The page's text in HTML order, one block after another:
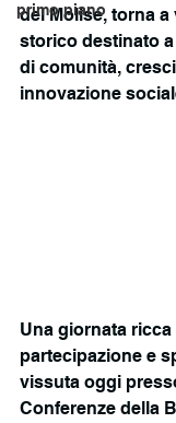
primo piano
del Molise, torna
storico destinato
di comunità,
innovazione
Una giornata
partecipazione e
vissuta oggi
Conferenze della